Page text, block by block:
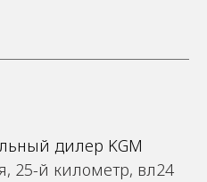
дилер KGM
25-й километр, вл24